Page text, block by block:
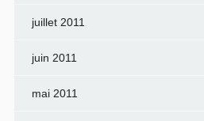
juillet 2011
juin 2011
mai 2011